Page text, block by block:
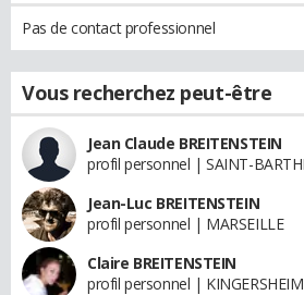
Pas de contact professionnel
Vous recherchez peut-être
Jean Claude BREITENSTEIN
profil personnel | SAINT-
Jean-Luc BREITENSTEIN
profil personnel | MARSEILLE
Claire BREITENSTEIN
profil personnel | KINGERSHEIM